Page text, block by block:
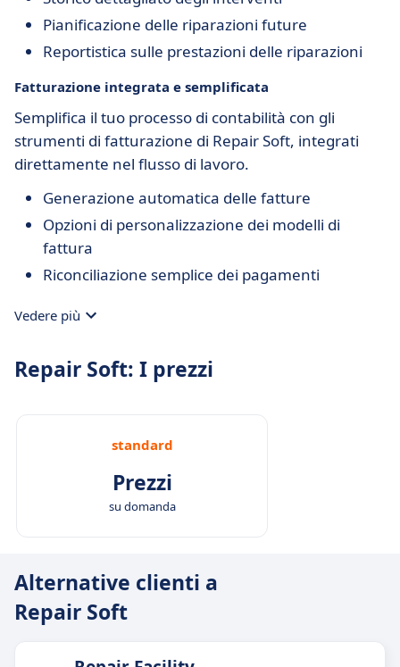
Pianificazione delle riparazioni future
Reportistica sulle prestazioni delle riparazioni
Fatturazione integrata e semplificata
Semplifica il tuo processo di contabilità con gli
strumenti di fatturazione di Repair Soft, integrati
direttamente nel flusso di lavoro.
Generazione automatica delle fatture
Opzioni di personalizzazione dei modelli di
fattura
Riconciliazione semplice dei pagamenti
Vedere più
Repair Soft: I prezzi
standard
Prezzi
su domanda
Alternative clienti a
Repair Soft